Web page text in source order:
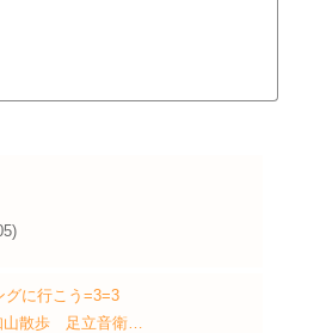
に行こう=3=3
山散歩 足立音衛…